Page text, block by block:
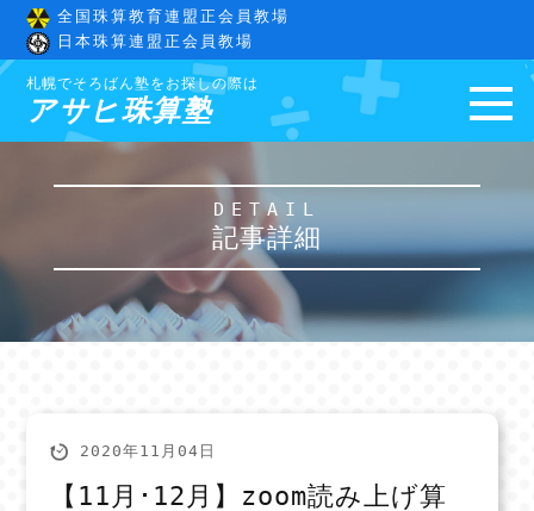
全国珠算教育連盟正会員教場
日本珠算連盟正会員教場
札幌でそろばん塾をお探しの際は
アサヒ珠算塾
DETAIL
記事詳細
2020年11月04日
【11月･12月】zoom読み上げ算